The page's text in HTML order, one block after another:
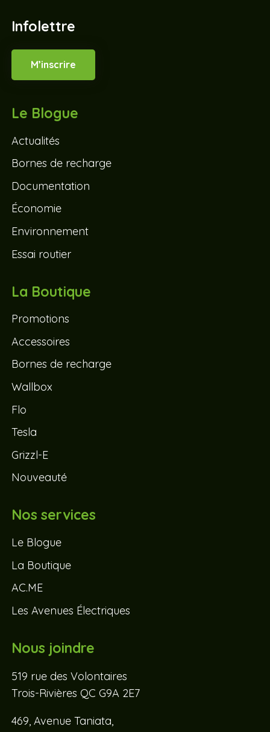
Infolettre
M’inscrire
Le Blogue
Actualités
Bornes de recharge
Documentation
Économie
Environnement
Essai routier
La Boutique
Promotions
Accessoires
Bornes de recharge
Wallbox
Flo
Tesla
Grizzl-E
Nouveauté
Nos services
Le Blogue
La Boutique
AC.ME
Les Avenues Électriques
Nous joindre
519 rue des Volontaires
Trois-Rivières QC G9A 2E7
469, Avenue Taniata,